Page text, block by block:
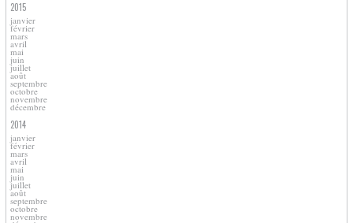
2015
janvier
février
mars
avril
mai
juin
juillet
août
septembre
octobre
novembre
décembre
2014
janvier
février
mars
avril
mai
juin
juillet
août
septembre
octobre
novembre